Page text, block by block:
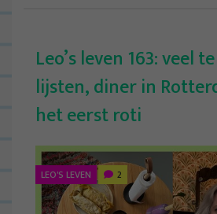
Leo’s leven 163: veel
lijsten, diner in
het eerst roti
LEO'S LEVEN 2